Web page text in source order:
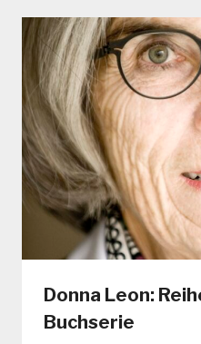
Donna Leon:
Buchserie